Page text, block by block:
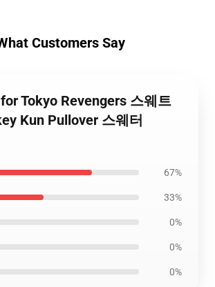
Customers Say
Tokyo Revengers 스웨트
Kun Pullover 스웨터
67%
33%
0%
0%
0%